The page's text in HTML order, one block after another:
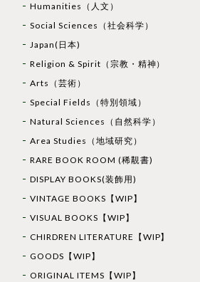
Humanities（人文）
Social Sciences（社会科学）
Japan(日本)
Religion & Spirit（宗教・精神）
Arts（芸術）
Special Fields（特別領域）
Natural Sciences（自然科学）
Area Studies（地域研究）
RARE BOOK ROOM (稀覯書)
DISPLAY BOOKS(装飾用)
VINTAGE BOOKS【WIP】
VISUAL BOOKS【WIP】
CHIRDREN LITERATURE【WIP】
GOODS【WIP】
ORIGINAL ITEMS【WIP】